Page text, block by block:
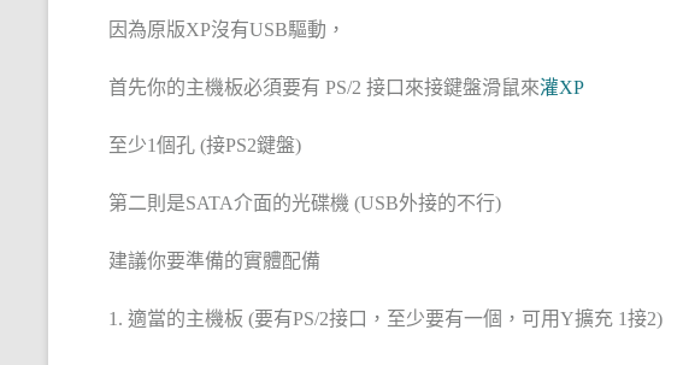
因為原版XP沒有USB驅動，
首先你的主機板必須要有 PS/2 接口來接鍵盤滑鼠來灌XP
至少1個孔 (接PS2鍵盤)
第二則是SATA介面的光碟機 (USB外接的不行)
建議你要準備的實體配備
1. 適當的主機板 (要有PS/2接口，至少要有一個，可用Y擴充 1接2)